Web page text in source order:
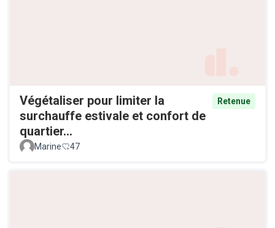
Végétaliser pour limiter la
surchauffe estivale et confort de
quartier...
Retenue
Marine 47